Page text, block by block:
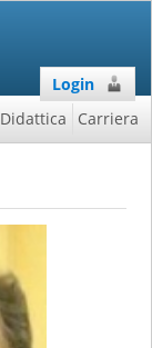
Login
Didattica Carriera